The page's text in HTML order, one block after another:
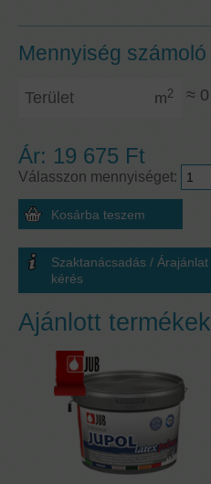
Mennyiség számoló
m2 ≈ 0
Ár: 19 675 Ft
Válasszon mennyiséget:
Szaktanácsadás / Árajánlat
kérés
Ajánlott termékek